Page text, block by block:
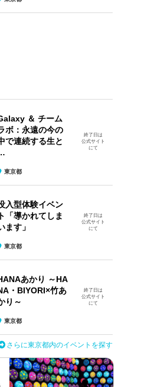
＆ チーム
ボ：永遠の今の
で連続する生と
東京都
終了日は
公式サイト
にて
入型体験イベン
ト​「導かれてしま
ます」
東京都
終了日は
公式サイト
にて
あかり ～HA
・BIYORI×竹あ
り～
東京都
終了日は
公式サイト
にて
さらに東京都内のイベントを探す